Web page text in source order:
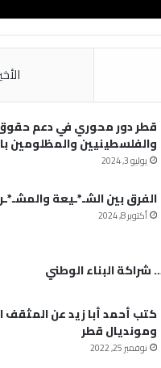
قطر دور محوري في دعم
والفلسطينيين والمظلومين
يوليو 3, 2024
الفرق بين الشـ*ـيعة
أكتوبر 8, 2024
شراكة البناء الوطني
كتب أحمد أبا زيد عن المثقف
ومونديال قطر
نوفمبر 25, 2022